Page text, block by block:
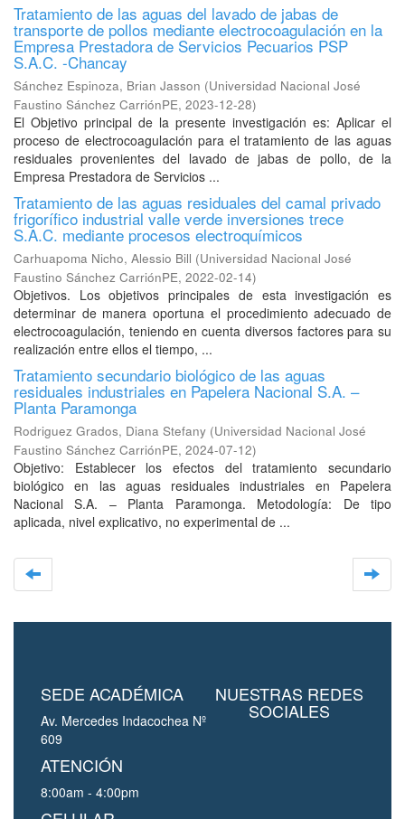
Tratamiento de las aguas del lavado de jabas de
transporte de pollos mediante electrocoagulación en la
Empresa Prestadora de Servicios Pecuarios PSP
S.A.C. -Chancay
Sánchez Espinoza, Brian Jasson (Universidad Nacional José
Faustino Sánchez CarriónPE, 2023-12-28)
El Objetivo principal de la presente investigación es: Aplicar el
proceso de electrocoagulación para el tratamiento de las aguas
residuales provenientes del lavado de jabas de pollo, de la
Empresa Prestadora de Servicios ...
Tratamiento de las aguas residuales del camal privado
frigorífico industrial valle verde inversiones trece
S.A.C. mediante procesos electroquímicos
Carhuapoma Nicho, Alessio Bill (Universidad Nacional José
Faustino Sánchez CarriónPE, 2022-02-14)
Objetivos. Los objetivos principales de esta investigación es
determinar de manera oportuna el procedimiento adecuado de
electrocoagulación, teniendo en cuenta diversos factores para su
realización entre ellos el tiempo, ...
Tratamiento secundario biológico de las aguas
residuales industriales en Papelera Nacional S.A. –
Planta Paramonga
Rodriguez Grados, Diana Stefany (Universidad Nacional José
Faustino Sánchez CarriónPE, 2024-07-12)
Objetivo: Establecer los efectos del tratamiento secundario
biológico en las aguas residuales industriales en Papelera
Nacional S.A. – Planta Paramonga. Metodología: De tipo
aplicada, nivel explicativo, no experimental de ...
SEDE ACADÉMICA
Av. Mercedes Indacochea Nº
609
ATENCIÓN
8:00am - 4:00pm
NUESTRAS REDES
SOCIALES